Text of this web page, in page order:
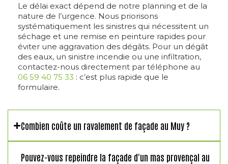
Le délai exact dépend de notre planning et de la
nature de l’urgence. Nous priorisons
systématiquement les sinistres qui nécessitent un
séchage et une remise en peinture rapides pour
éviter une aggravation des dégâts. Pour un dégât
des eaux, un sinistre incendie ou une infiltration,
contactez-nous directement par téléphone au
06 59 40 75 33 : c’est plus rapide que le
formulaire.
Combien coûte un ravalement de façade au Muy ?
Pouvez-vous repeindre la façade d'un mas provençal au